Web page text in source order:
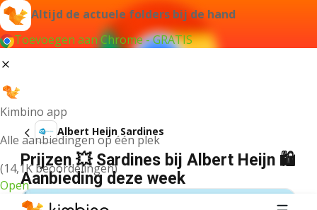
Altijd de actuele folders bij de hand
Toevoegen aan Chrome - GRATIS
Kimbino app
Alle aanbiedingen op één plek
(14,1K beoordelingen)
Open
Albert Heijn Sardines
Prijzen 💥 Sardines bij Albert Heijn 🛍️
Aanbieding deze week